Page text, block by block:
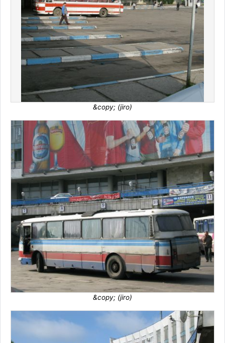
&copy; (jiro)
&copy; (jiro)